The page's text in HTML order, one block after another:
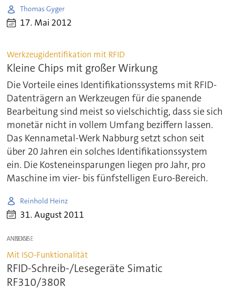
Thomas Gyger
17. Mai 2012
Werkzeugidentifikation mit RFID
Kleine Chips mit großer Wirkung
Die Vorteile eines Identifikationssystems mit RFID-
Datenträgern an Werkzeugen für die spanende
Bearbeitung sind meist so vielschichtig, dass sie sich
monetär nicht in vollem Umfang beziffern lassen.
Das Kennametal-Werk Nabburg setzt schon seit
über 20 Jahren ein solches Identifikationssystem
ein. Die Kosteneinsparungen liegen pro Jahr, pro
Maschine im vier- bis fünfstelligen Euro-Bereich.
Reinhold Heinz
31. August 2011
ANZEIGE
Mit ISO-Funktionalität
RFID-Schreib-/Lesegeräte Simatic
RF310/380R